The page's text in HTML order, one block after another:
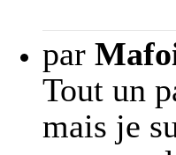
par
Tout un
mais je